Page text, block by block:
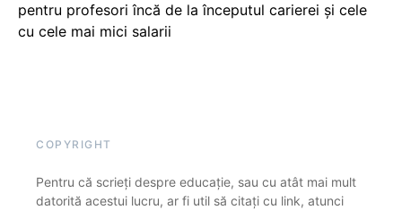
pentru profesori încă de la începutul carierei și cele
cu cele mai mici salarii
COPYRIGHT
Pentru că scrieți despre educație, sau cu atât mai mult
datorită acestui lucru, ar fi util să citați cu link, atunci